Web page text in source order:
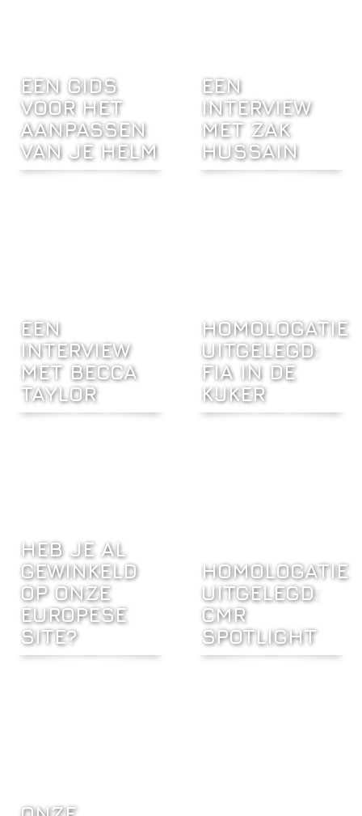
EEN GIDS
VOOR HET
AANPASSEN
VAN JE HELM
EEN
INTERVIEW
MET ZAK
HUSSAIN
EEN
INTERVIEW
MET BECCA
TAYLOR
HOMOLOGATIE
UITGELEGD:
FIA IN DE
KIJKER
HEB JE AL
GEWINKELD
OP ONZE
EUROPESE
SITE?
HOMOLOGATIE
UITGELEGD:
CMR
SPOTLIGHT